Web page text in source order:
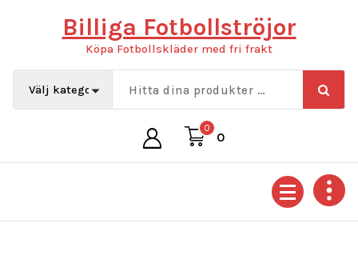
Billiga Fotbollströjor
Köpa Fotbollskläder med fri frakt
0
0